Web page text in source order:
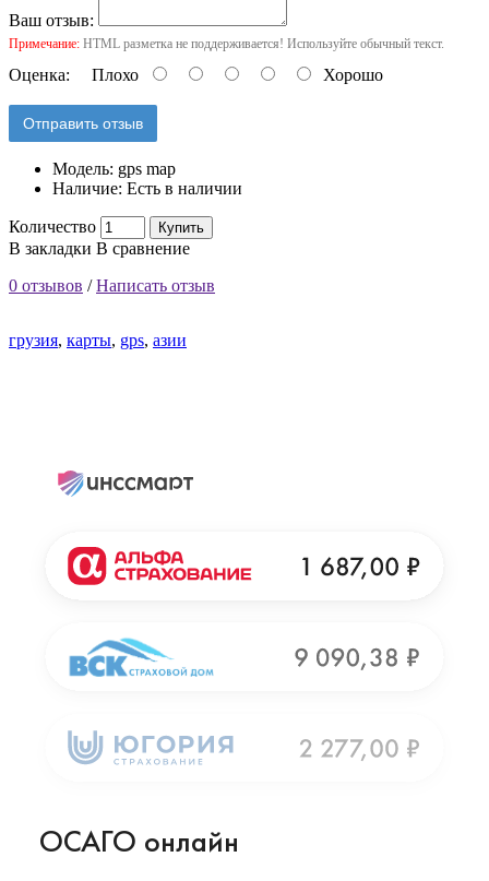
Ваш отзыв:
Примечание: HTML разметка не поддерживается! Используйте обычный текст.
Оценка: Плохо Хорошо
Отправить отзыв
Модель: gps map
Наличие: Есть в наличии
Количество Купить
В закладки В сравнение
0 отзывов /Написать отзыв
грузия, карты, gps, азии